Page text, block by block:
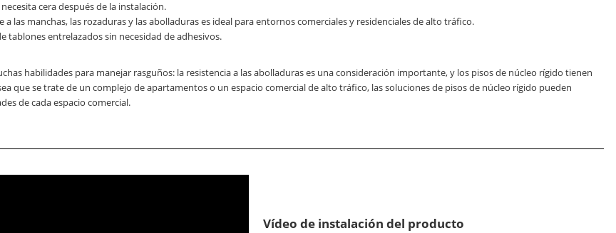
cera después de la instalación.
a las manchas, las rozaduras y las abolladuras es ideal para entornos comerciales y residenciales de alto tráfico.
tablones entrelazados sin necesidad de adhesivos.
habilidades para manejar rasguños: la resistencia a las abolladuras es una consideración importante, y los pisos de núcleo rígido tienen
que se trate de un complejo de apartamentos o un espacio comercial de alto tráfico, las soluciones de pisos de núcleo rígido pueden
de cada espacio comercial.
Vídeo de instalación del producto